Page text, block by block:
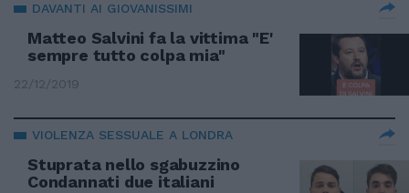
DAVANTI AI GIOVANISSIMI
Matteo Salvini fa la vittima "E'
sempre tutto colpa mia"
22/12/2019
VIOLENZA SESSUALE A LONDRA
Stuprata nello sgabuzzino
Condannati due italiani